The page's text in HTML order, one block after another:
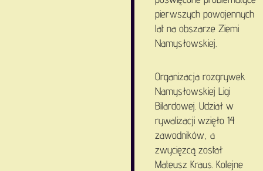
pierwszych powojennych
lat na obszarze Ziemi
Namysłowskiej.
Organizacja rozgrywek
Namysłowskiej Ligi
Bilardowej. Udział w
rywalizacji wzięło 14
zawodników, a
zwycięzcą został
Mateusz Kraus. Kolejne